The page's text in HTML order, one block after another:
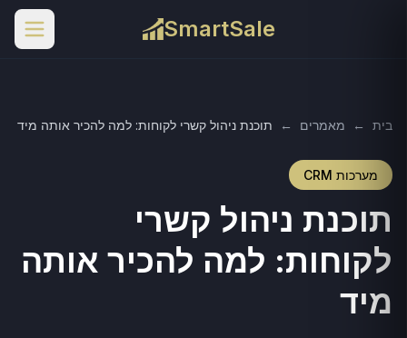
SmartSale
בית ← מאמרים ← תוכנת ניהול קשרי לקוחות: למה להכיר אותה מיד
מערכות CRM
תוכנת ניהול קשרי
לקוחות: למה להכיר אותה
מיד